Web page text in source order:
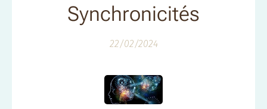
Synchronicités
22/02/2024